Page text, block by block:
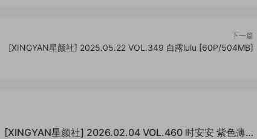
下一篇
[XINGYAN星颜社] 2025.05.22 VOL.349 白露lulu [60P/504MB]
[XINGYAN星颜社] 2026.02.04 VOL.460 时安安 紫色薄